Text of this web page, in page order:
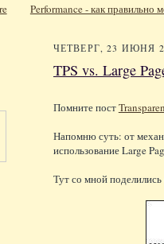
Performance - как правильно
ЧЕТВЕРГ, 23 ИЮНЯ
TPS vs. Large
Помните пост
Напомню суть: от
использование Large
Тут со мной